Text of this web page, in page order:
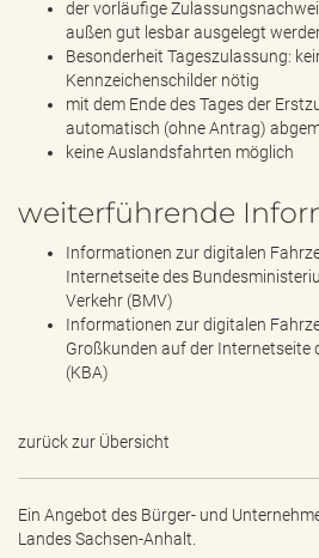
der vorläufige
außen gut lesbar ausgelegt
Besonderheit Tageszulassung:
Kennzeichenschilder nötig
mit dem Ende des Tages der
automatisch (ohne Antrag)
keine Auslandsfahrten möglich
weiterführende
Informationen zur digitalen
Internetseite des
Verkehr (BMV)
Informationen zur digitalen
Großkunden auf der
(KBA)
zurück zur Übersicht
Ein Angebot des Bürger- und
Landes Sachsen-Anhalt.